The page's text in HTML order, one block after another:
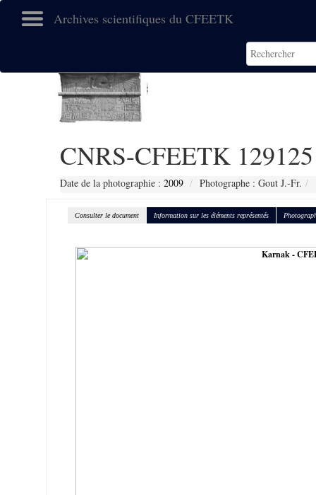
Archives scientifiques du CFEETK
CNRS-CFEETK 129125
Date de la photographie : 2009 Photographe : Gout J.-Fr.
Consulter le document Information sur les éléments représentés